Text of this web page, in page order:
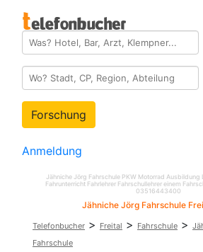
Forschung
Anmeldung
Jähniche Jörg Fahrschule PKW Motorrad Ausbildung
Fahrunterricht Fahrlehrer Fahrschullehrer einem
03516443400
Jähniche Jörg Fahrschule
Telefonbucher > Freital > Fahrschule >
Fahrschule